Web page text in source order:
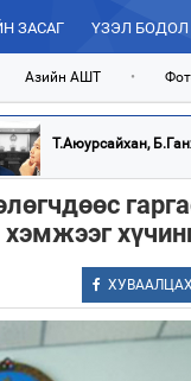
ЗАСАГ ҮЗЭЛ БОДОЛ
Азийн АШТ •
Т.Аюурсайхан,
ХУВААЛЦАХ